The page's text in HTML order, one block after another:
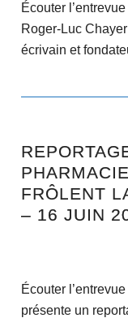
Écouter
Roger-Luc
écrivain et
FRÔLENT
– 16 JUIN
Écouter
présente un